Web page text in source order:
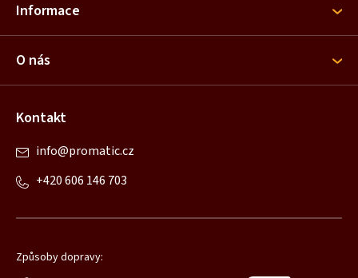
t
Informace
O nás
Kontakt
info@promatic.cz
+420 606 146 703
Způsoby dopravy: